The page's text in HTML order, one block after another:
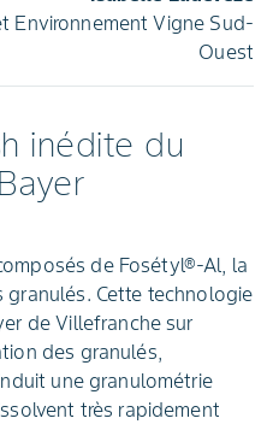
Environnement Vigne Sud-
Ouest
inédite du
de Fosétyl®-Al, la
Cette technologie
de Villefranche sur
des granulés,
une granulométrie
très rapidement